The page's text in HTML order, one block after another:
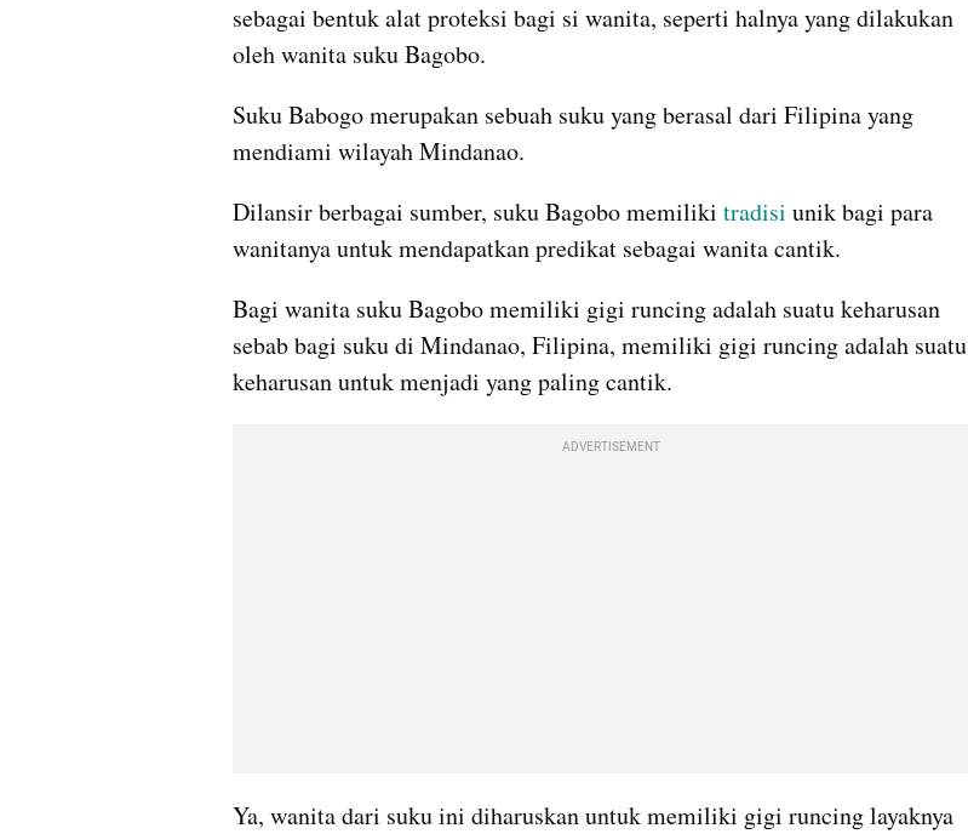
sebagai bentuk alat proteksi bagi si wanita, seperti halnya yang dilakukan
oleh wanita suku Bagobo.
Suku Babogo merupakan sebuah suku yang berasal dari Filipina yang
mendiami wilayah Mindanao.
Dilansir berbagai sumber, suku Bagobo memiliki tradisi unik bagi para
wanitanya untuk mendapatkan predikat sebagai wanita cantik.
Bagi wanita suku Bagobo memiliki gigi runcing adalah suatu keharusan
sebab bagi suku di Mindanao, Filipina, memiliki gigi runcing adalah suatu
keharusan untuk menjadi yang paling cantik.
ADVERTISEMENT
Ya, wanita dari suku ini diharuskan untuk memiliki gigi runcing layaknya